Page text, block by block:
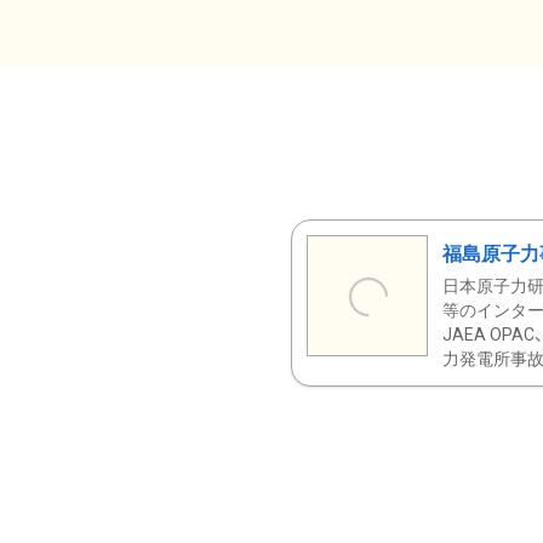
福島原子
日本原子力
等のインタ
JAEA OPAC
力発電所事